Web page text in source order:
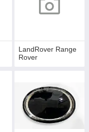
LandRover Range
Rover